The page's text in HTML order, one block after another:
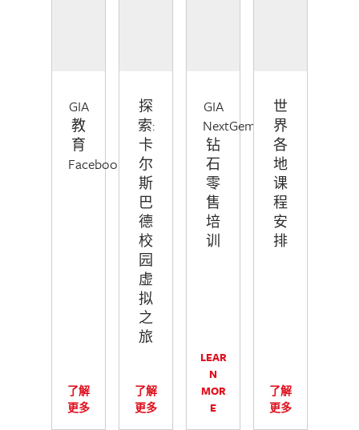
GIA
教
育
Facebook
了解
更多
探
索:
卡
尔
斯
巴
德
校
园
虚
拟
之
旅
了解
更多
GIA
NextGem™
钻
石
零
售
培
训
LEAR
N
MOR
E
世
界
各
地
课
程
安
排
了解
更多